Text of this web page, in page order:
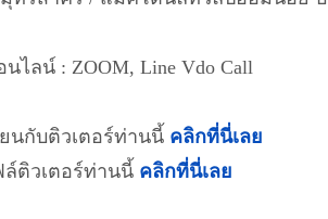
ไลน์ : ZOOM, Line Vdo Call
นกับติวเตอร์ท่านนี้ คลิกที่นี่เลย
ติวเตอร์ท่านนี้ คลิกที่นี่เลย